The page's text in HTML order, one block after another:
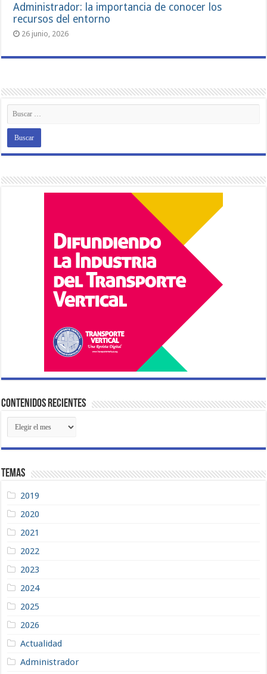
Administrador: la importancia de conocer los
recursos del entorno
26 junio, 2026
Contenidos Recientes
Contenidos
Recientes
Temas
2019
2020
2021
2022
2023
2024
2025
2026
Actualidad
Administrador